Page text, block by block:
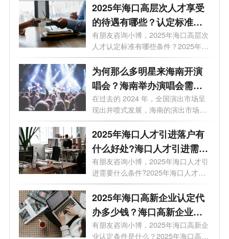
2025年海口高层次人才享受
的待遇有哪些？认定标准有
哪些条件？
有朋友咨询小博，2025年海口高层次
人才认定标准有哪些条件？2025年海
口高层...
为何那么多明星来海南开演
唱会？海南举办演唱会需要
什么条件？
在过去的 2024 年，全国演出市场呈
现出井喷式发展，海南的演出市场也
随之旺...
2025年海口人才引进落户有
什么好处?海口人才引进需要
什么条件?
有朋友咨询小博，2025年海口人才引
进需要什么条件?2025年海口人才引
进优势有...
2025年海口高新企业认定代
办多少钱？海口高新企业有
哪些优惠?
有朋友咨询小博，2025年海口高新企
业认定条件是什么？2025年海口高新